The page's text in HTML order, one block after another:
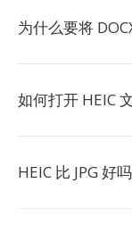
为什么要将
如何打开 HEIC
HEIC 比 JPG 好